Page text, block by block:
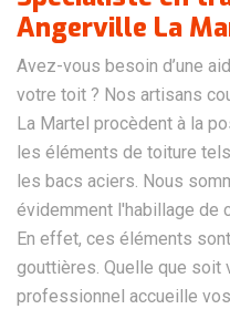
Angerville La
Avez-vous besoin d’une
votre toit ? Nos artisans
La Martel procèdent à la
les éléments de toiture
les bacs aciers. Nous
évidemment l'habillage de
En effet, ces éléments
gouttières. Quelle que soit
professionnel accueille